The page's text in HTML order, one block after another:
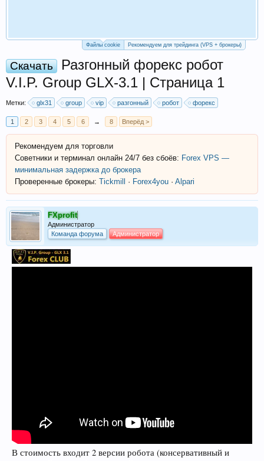
Файлы cookie Рекомендуем для трейдинга (VPS + брокеры)
Скачать
Разгонный форекс робот
V.I.P. Group GLX-3.1 | Страница 1
Метки: glx31 group vip разгонный робот форекс
1 2 3 4 5 6 → 8 Вперёд >
Рекомендуем для торговли
Советники и терминал онлайн 24/7 без сбоёв: Forex VPS —
минимальная задержка до брокера
Проверенные брокеры: Tickmill · Forex4you · Alpari
FXprofit
Администратор
Команда форума
Администратор
В стоимость входит 2 версии робота (консервативный и